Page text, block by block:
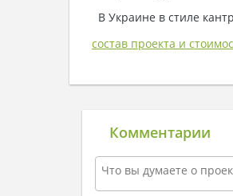
В Украине в стиле
состав проекта и
Комментарии